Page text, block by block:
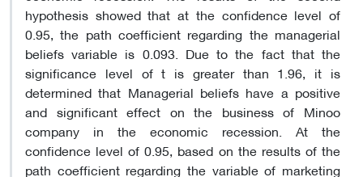
hypothesis showed that at the confidence level of
0.95, the path coefficient regarding the managerial
beliefs variable is 0.093. Due to the fact that the
significance level of t is greater than 1.96, it is
determined that Managerial beliefs have a positive
and significant effect on the business of Minoo
company in the economic recession. At the
confidence level of 0.95, based on the results of the
path coefficient regarding the variable of marketing